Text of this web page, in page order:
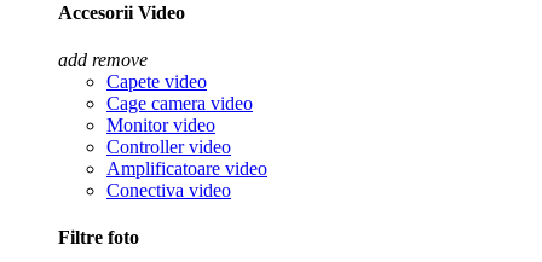
Accesorii Video
add remove
Capete video
Cage camera video
Monitor video
Controller video
Amplificatoare video
Conectiva video
Filtre foto